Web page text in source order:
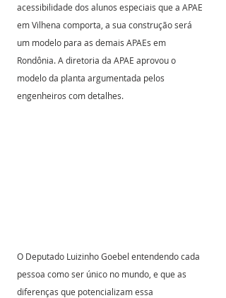
acessibilidade dos alunos especiais que a APAE
em Vilhena comporta, a sua construção será
um modelo para as demais APAEs em
Rondônia. A diretoria da APAE aprovou o
modelo da planta argumentada pelos
engenheiros com detalhes.
O Deputado Luizinho Goebel entendendo cada
pessoa como ser único no mundo, e que as
diferenças que potencializam essa